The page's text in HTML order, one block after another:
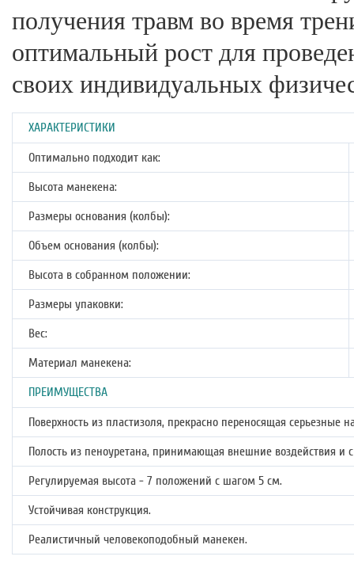
получения травм во время
оптимальный рост для
своих индивидуальных
ХАРАКТЕРИСТИКИ
Оптимально подходит как:
Высота манекена:
Размеры основания (колбы):
Объем основания (колбы):
Высота в собранном положении:
Размеры упаковки:
Вес:
Материал манекена:
ПРЕИМУЩЕСТВА
Поверхность из пластизоля, прекрасно переносящая серьезные
Полость из пеноуретана, принимающая внешние воздействия и
Регулируемая высота - 7 положений с шагом 5 см.
Устойчивая конструкция.
Реалистичный человекоподобный манекен.